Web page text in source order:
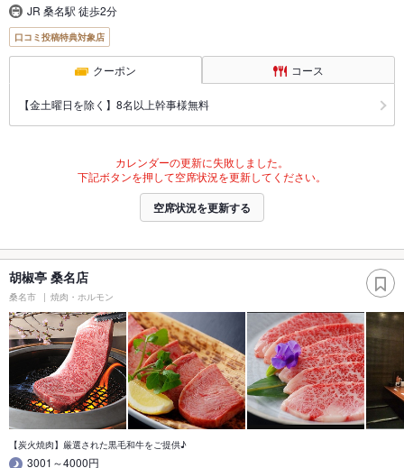
JR 桑名駅 徒歩2分
口コミ投稿特典対象店
クーポン コース
【金土曜日を除く】8名以上幹事様無料
カレンダーの更新に失敗しました。
下記ボタンを押して空席状況を更新してください。
空席状況を更新する
胡椒亭 桑名店
桑名市 焼肉・ホルモン
【炭火焼肉】厳選された黒毛和牛をご提供♪
3001～4000円